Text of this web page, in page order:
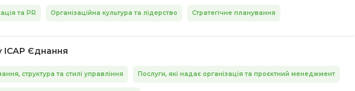
та PR Організаційна культура та лідерство Стратегічне планування
ІСАР Єднання
структура та стилі управління Послуги, які надає організація та проєктний менеджмент